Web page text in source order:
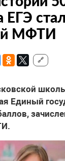
ЕГЭ
МФТИ
🔗
Единый